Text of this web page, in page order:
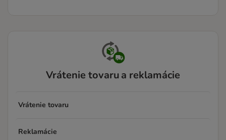
Vrátenie tovaru a reklamácie
Vrátenie tovaru
Reklamácie